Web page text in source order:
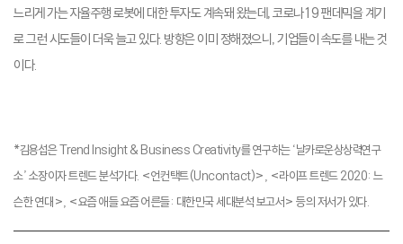
느리게 가는 자율주행 로봇에 대한 투자도 계속돼 왔는데, 코로나19 팬데믹을 계기
로 그런 시도들이 더욱 늘고 있다. 방향은 이미 정해졌으니, 기업들이 속도를 내는 것
이다.
*김용섭은 Trend Insight & Business Creativity를 연구하는 ‘날카로운상상력연구
소’ 소장이자 트렌드 분석가다. <언컨택트(Uncontact)>, <라이프 트렌드 2020: 느
슨한 연대>, <요즘 애들 요즘 어른들: 대한민국 세대분석 보고서> 등의 저서가 있다.